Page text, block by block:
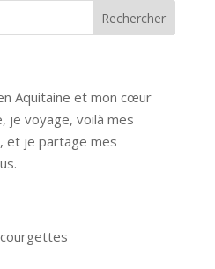
Aquitaine et mon cœur
je voyage, voilà mes
et je partage mes